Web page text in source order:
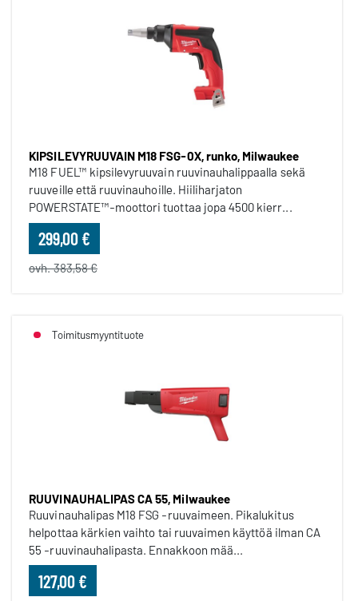
KIPSILEVYRUUVAIN M18 FSG-0X, runko, Milwaukee
M18 FUEL™ kipsilevyruuvain ruuvinauhalippaalla sekä
ruuveille että ruuvinauhoille. Hiiliharjaton
POWERSTATE™-moottori tuottaa jopa 4500 kierr...
299,00 €
ovh. 383,58 €
Toimitusmyyntituote
RUUVINAUHALIPAS CA 55, Milwaukee
Ruuvinauhalipas M18 FSG -ruuvaimeen. Pikalukitus
helpottaa kärkien vaihto tai ruuvaimen käyttöä ilman CA
55 -ruuvinauhalipasta. Ennakkoon mää...
127,00 €